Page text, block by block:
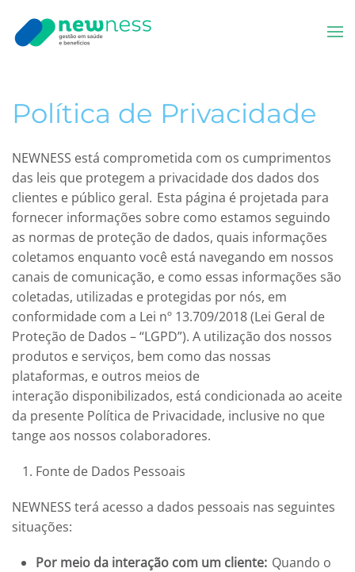
Skip to main content
Política de Privacidade
NEWNESS está comprometida com os cumprimentos
das leis que protegem a privacidade dos dados dos
clientes e público geral. Esta página é projetada para
fornecer informações sobre como estamos seguindo
as normas de proteção de dados, quais informações
coletamos enquanto você está navegando em nossos
canais de comunicação, e como essas informações são
coletadas, utilizadas e protegidas por nós, em
conformidade com a Lei nº 13.709/2018 (Lei Geral de
Proteção de Dados – “LGPD”). A utilização dos nossos
produtos e serviços, bem como das nossas
plataformas, e outros meios de
interação disponibilizados, está condicionada ao aceite
da presente Política de Privacidade, inclusive no que
tange aos nossos colaboradores.
Fonte de Dados Pessoais
NEWNESS terá acesso a dados pessoais nas seguintes
situações:
Por meio da interação com um cliente: Quando o